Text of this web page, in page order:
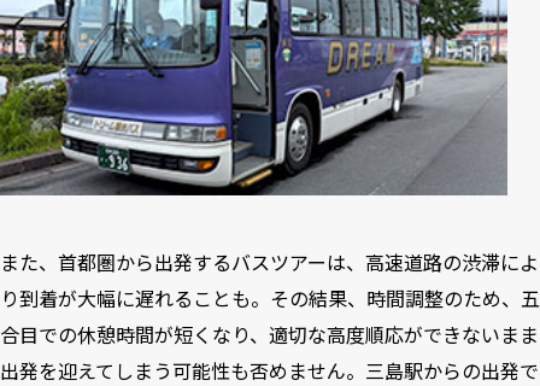
また、首都圏から出発するバスツアーは、高速道路の渋滞によ
り到着が大幅に遅れることも。その結果、時間調整のため、五
合目での休憩時間が短くなり、適切な高度順応ができないまま
出発を迎えてしまう可能性も否めません。三島駅からの出発で